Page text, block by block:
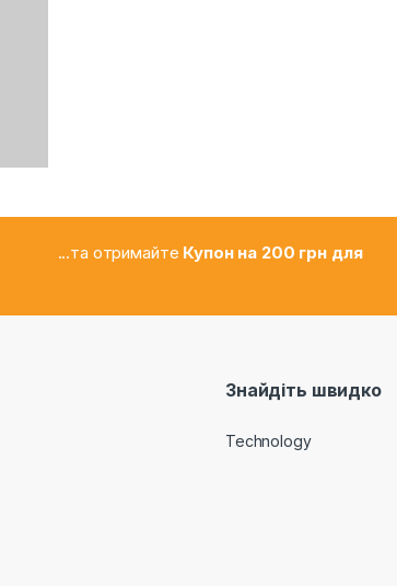
...та отримайте Купон на 200 грн для
Знайдіть швидко
Technology